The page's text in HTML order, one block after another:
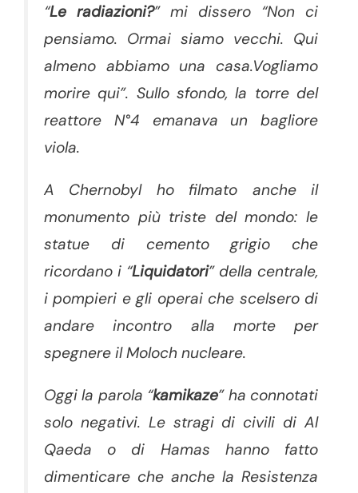
“Le radiazioni?” mi dissero “Non ci
pensiamo. Ormai siamo vecchi. Qui
almeno abbiamo una casa.Vogliamo
morire qui”. Sullo sfondo, la torre del
reattore N°4 emanava un bagliore
viola.
A Chernobyl ho filmato anche il
monumento più triste del mondo: le
statue di cemento grigio che
ricordano i “Liquidatori” della centrale,
i pompieri e gli operai che scelsero di
andare incontro alla morte per
spegnere il Moloch nucleare.
Oggi la parola “kamikaze” ha connotati
solo negativi. Le stragi di civili di Al
Qaeda o di Hamas hanno fatto
dimenticare che anche la Resistenza